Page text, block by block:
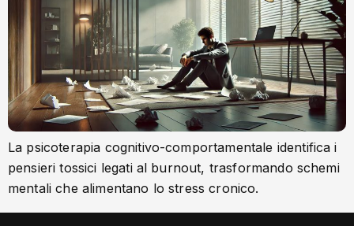
La psicoterapia cognitivo-comportamentale identifica i
pensieri tossici legati al burnout, trasformando schemi
mentali che alimentano lo stress cronico.